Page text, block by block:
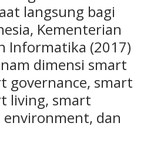
langsung bagi
Kementerian
Informatika (2017)
dimensi smart
governance, smart
living, smart
dan